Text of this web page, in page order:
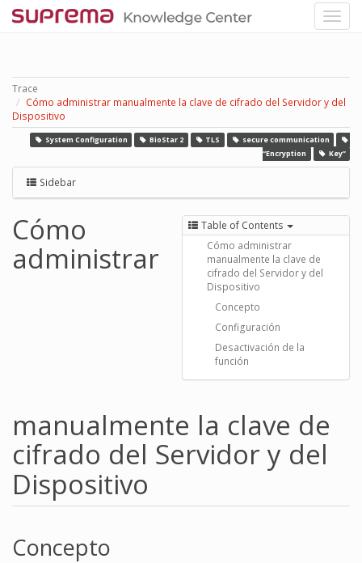
Trace
Cómo administrar manualmente la clave de cifrado del Servidor y del
Dispositivo
System Configuration BioStar 2 TLS
secure communication
“Encryption
Key”
Sidebar
Table of Contents
Cómo administrar
manualmente la clave de
cifrado del Servidor y del
Dispositivo
Concepto
Configuración
Desactivación de la
función
Cómo
administrar
manualmente la clave de
cifrado del Servidor y del
Dispositivo
Concepto